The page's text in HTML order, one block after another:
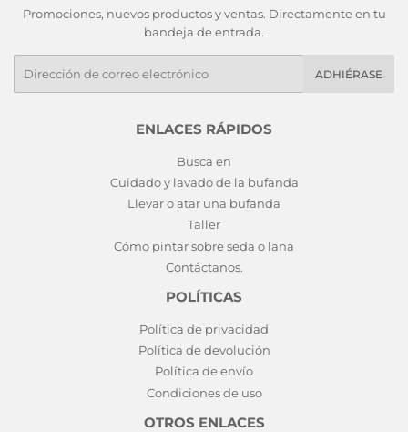
Promociones, nuevos productos y ventas. Directamente en tu
bandeja de entrada.
ADHIÉRASE
ENLACES RÁPIDOS
Busca en
Cuidado y lavado de la bufanda
Llevar o atar una bufanda
Taller
Cómo pintar sobre seda o lana
Contáctanos.
POLÍTICAS
Política de privacidad
Política de devolución
Política de envío
Condiciones de uso
OTROS ENLACES